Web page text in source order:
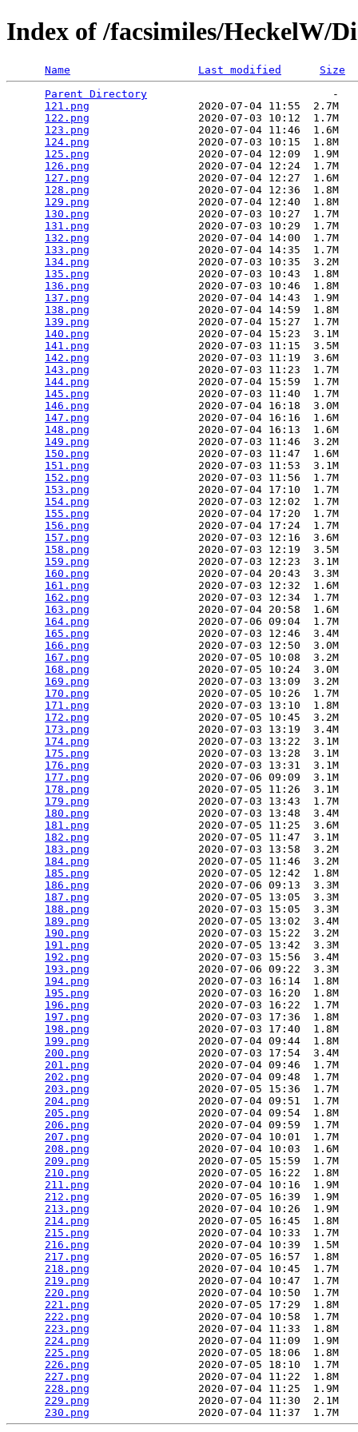
Index of /facsimiles/HeckelW/
Name Last modified
Size
Parent Directory
                             -
121.png
                 2020-07-04 11:55  2.7M
122.png
                 2020-07-03 10:12  1.7M
123.png
                 2020-07-04 11:46  1.6M
124.png
                 2020-07-03 10:15  1.8M
125.png
                 2020-07-04 12:09  1.9M
126.png
                 2020-07-04 12:24  1.7M
127.png
                 2020-07-04 12:27  1.6M
128.png
                 2020-07-04 12:36  1.8M
129.png
                 2020-07-04 12:40  1.8M
130.png
                 2020-07-03 10:27  1.7M
131.png
                 2020-07-03 10:29  1.7M
132.png
                 2020-07-04 14:00  1.7M
133.png
                 2020-07-04 14:35  1.7M
134.png
                 2020-07-03 10:35  3.2M
135.png
                 2020-07-03 10:43  1.8M
136.png
                 2020-07-03 10:46  1.8M
137.png
                 2020-07-04 14:43  1.9M
138.png
                 2020-07-04 14:59  1.8M
139.png
                 2020-07-04 15:27  1.7M
140.png
                 2020-07-04 15:23  3.1M
141.png
                 2020-07-03 11:15  3.5M
142.png
                 2020-07-03 11:19  3.6M
143.png
                 2020-07-03 11:23  1.7M
144.png
                 2020-07-04 15:59  1.7M
145.png
                 2020-07-03 11:40  1.7M
146.png
                 2020-07-04 16:18  3.0M
147.png
                 2020-07-04 16:16  1.6M
148.png
                 2020-07-04 16:13  1.6M
149.png
                 2020-07-03 11:46  3.2M
150.png
                 2020-07-03 11:47  1.6M
151.png
                 2020-07-03 11:53  3.1M
152.png
                 2020-07-03 11:56  1.7M
153.png
                 2020-07-04 17:10  1.7M
154.png
                 2020-07-03 12:02  1.7M
155.png
                 2020-07-04 17:20  1.7M
156.png
                 2020-07-04 17:24  1.7M
157.png
                 2020-07-03 12:16  3.6M
158.png
                 2020-07-03 12:19  3.5M
159.png
                 2020-07-03 12:23  3.1M
160.png
                 2020-07-04 20:43  3.3M
161.png
                 2020-07-03 12:32  1.6M
162.png
                 2020-07-03 12:34  1.7M
163.png
                 2020-07-04 20:58  1.6M
164.png
                 2020-07-06 09:04  1.7M
165.png
                 2020-07-03 12:46  3.4M
166.png
                 2020-07-03 12:50  3.0M
167.png
                 2020-07-05 10:08  3.2M
168.png
                 2020-07-05 10:24  3.0M
169.png
                 2020-07-03 13:09  3.2M
170.png
                 2020-07-05 10:26  1.7M
171.png
                 2020-07-03 13:10  1.8M
172.png
                 2020-07-05 10:45  3.2M
173.png
                 2020-07-03 13:19  3.4M
174.png
                 2020-07-03 13:22  3.1M
175.png
                 2020-07-03 13:28  3.1M
176.png
                 2020-07-03 13:31  3.1M
177.png
                 2020-07-06 09:09  3.1M
178.png
                 2020-07-05 11:26  3.1M
179.png
                 2020-07-03 13:43  1.7M
180.png
                 2020-07-03 13:48  3.4M
181.png
                 2020-07-05 11:25  3.6M
182.png
                 2020-07-05 11:47  3.1M
183.png
                 2020-07-03 13:58  3.2M
184.png
                 2020-07-05 11:46  3.2M
185.png
                 2020-07-05 12:42  1.8M
186.png
                 2020-07-06 09:13  3.3M
187.png
                 2020-07-05 13:05  3.3M
188.png
                 2020-07-03 15:05  3.3M
189.png
                 2020-07-05 13:02  3.4M
190.png
                 2020-07-03 15:22  3.2M
191.png
                 2020-07-05 13:42  3.3M
192.png
                 2020-07-03 15:56  3.4M
193.png
                 2020-07-06 09:22  3.3M
194.png
                 2020-07-03 16:14  1.8M
195.png
                 2020-07-03 16:20  1.8M
196.png
                 2020-07-03 16:22  1.7M
197.png
                 2020-07-03 17:36  1.8M
198.png
                 2020-07-03 17:40  1.8M
199.png
                 2020-07-04 09:44  1.8M
200.png
                 2020-07-03 17:54  3.4M
201.png
                 2020-07-04 09:46  1.7M
202.png
                 2020-07-04 09:48  1.7M
203.png
                 2020-07-05 15:36  1.7M
204.png
                 2020-07-04 09:51  1.7M
205.png
                 2020-07-04 09:54  1.8M
206.png
                 2020-07-04 09:59  1.7M
207.png
                 2020-07-04 10:01  1.7M
208.png
                 2020-07-04 10:03  1.6M
209.png
                 2020-07-05 15:59  1.7M
210.png
                 2020-07-05 16:22  1.8M
211.png
                 2020-07-04 10:16  1.9M
212.png
                 2020-07-05 16:39  1.9M
213.png
                 2020-07-04 10:26  1.9M
214.png
                 2020-07-05 16:45  1.8M
215.png
                 2020-07-04 10:33  1.7M
216.png
                 2020-07-04 10:39  1.5M
217.png
                 2020-07-05 16:57  1.8M
218.png
                 2020-07-04 10:45  1.7M
219.png
                 2020-07-04 10:47  1.7M
220.png
                 2020-07-04 10:50  1.7M
221.png
                 2020-07-05 17:29  1.8M
222.png
                 2020-07-04 10:58  1.7M
223.png
                 2020-07-04 11:33  1.8M
224.png
                 2020-07-04 11:09  1.9M
225.png
                 2020-07-05 18:06  1.8M
226.png
                 2020-07-05 18:10  1.7M
227.png
                 2020-07-04 11:22  1.8M
228.png
                 2020-07-04 11:25  1.9M
229.png
                 2020-07-04 11:30  2.1M
230.png